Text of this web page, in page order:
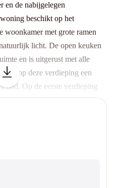
en de nabijgelegen
woonkamer met grote ramen
licht. De open keuken
en is uitgerust met alle
we op deze verdieping een
Via een vaste trap is de
mogelijkheid bestaat om een
dienen als extra
genieten. Woning